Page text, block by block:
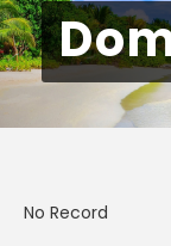
No Record